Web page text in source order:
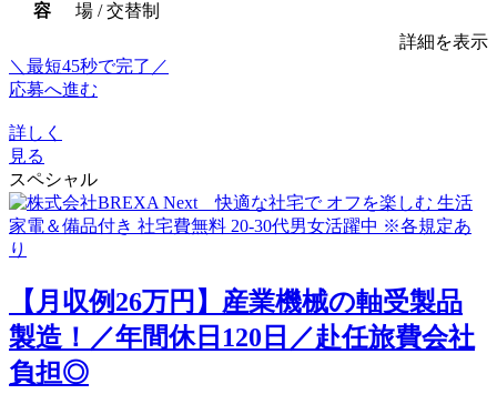
容
場 / 交替制
詳細を表示
＼最短45秒で完了／
応募へ進む
詳しく
見る
スペシャル
【月収例26万円】産業機械の軸受製品
製造！／年間休日120日／赴任旅費会社
負担◎